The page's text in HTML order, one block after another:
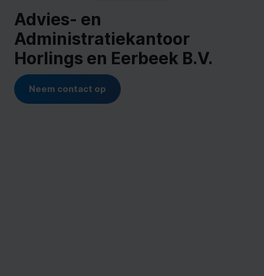
Advies- en
Administratiekantoor
Horlings en Eerbeek B.V.
Neem contact op